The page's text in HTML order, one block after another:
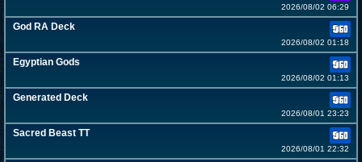
2026/08/02 06:29
God RA Deck
2026/08/02 01:18
Egyptian Gods
2026/08/02 01:13
Generated Deck
2026/08/01 23:23
Sacred Beast TT
2026/08/01 22:32